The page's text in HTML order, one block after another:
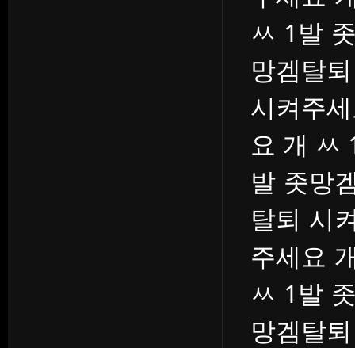
ㅆ 1발
망겜탈
시켜주
요 개 ㅆ
발 좃망
탈퇴 시
주세요
ㅆ 1발
망겜탈